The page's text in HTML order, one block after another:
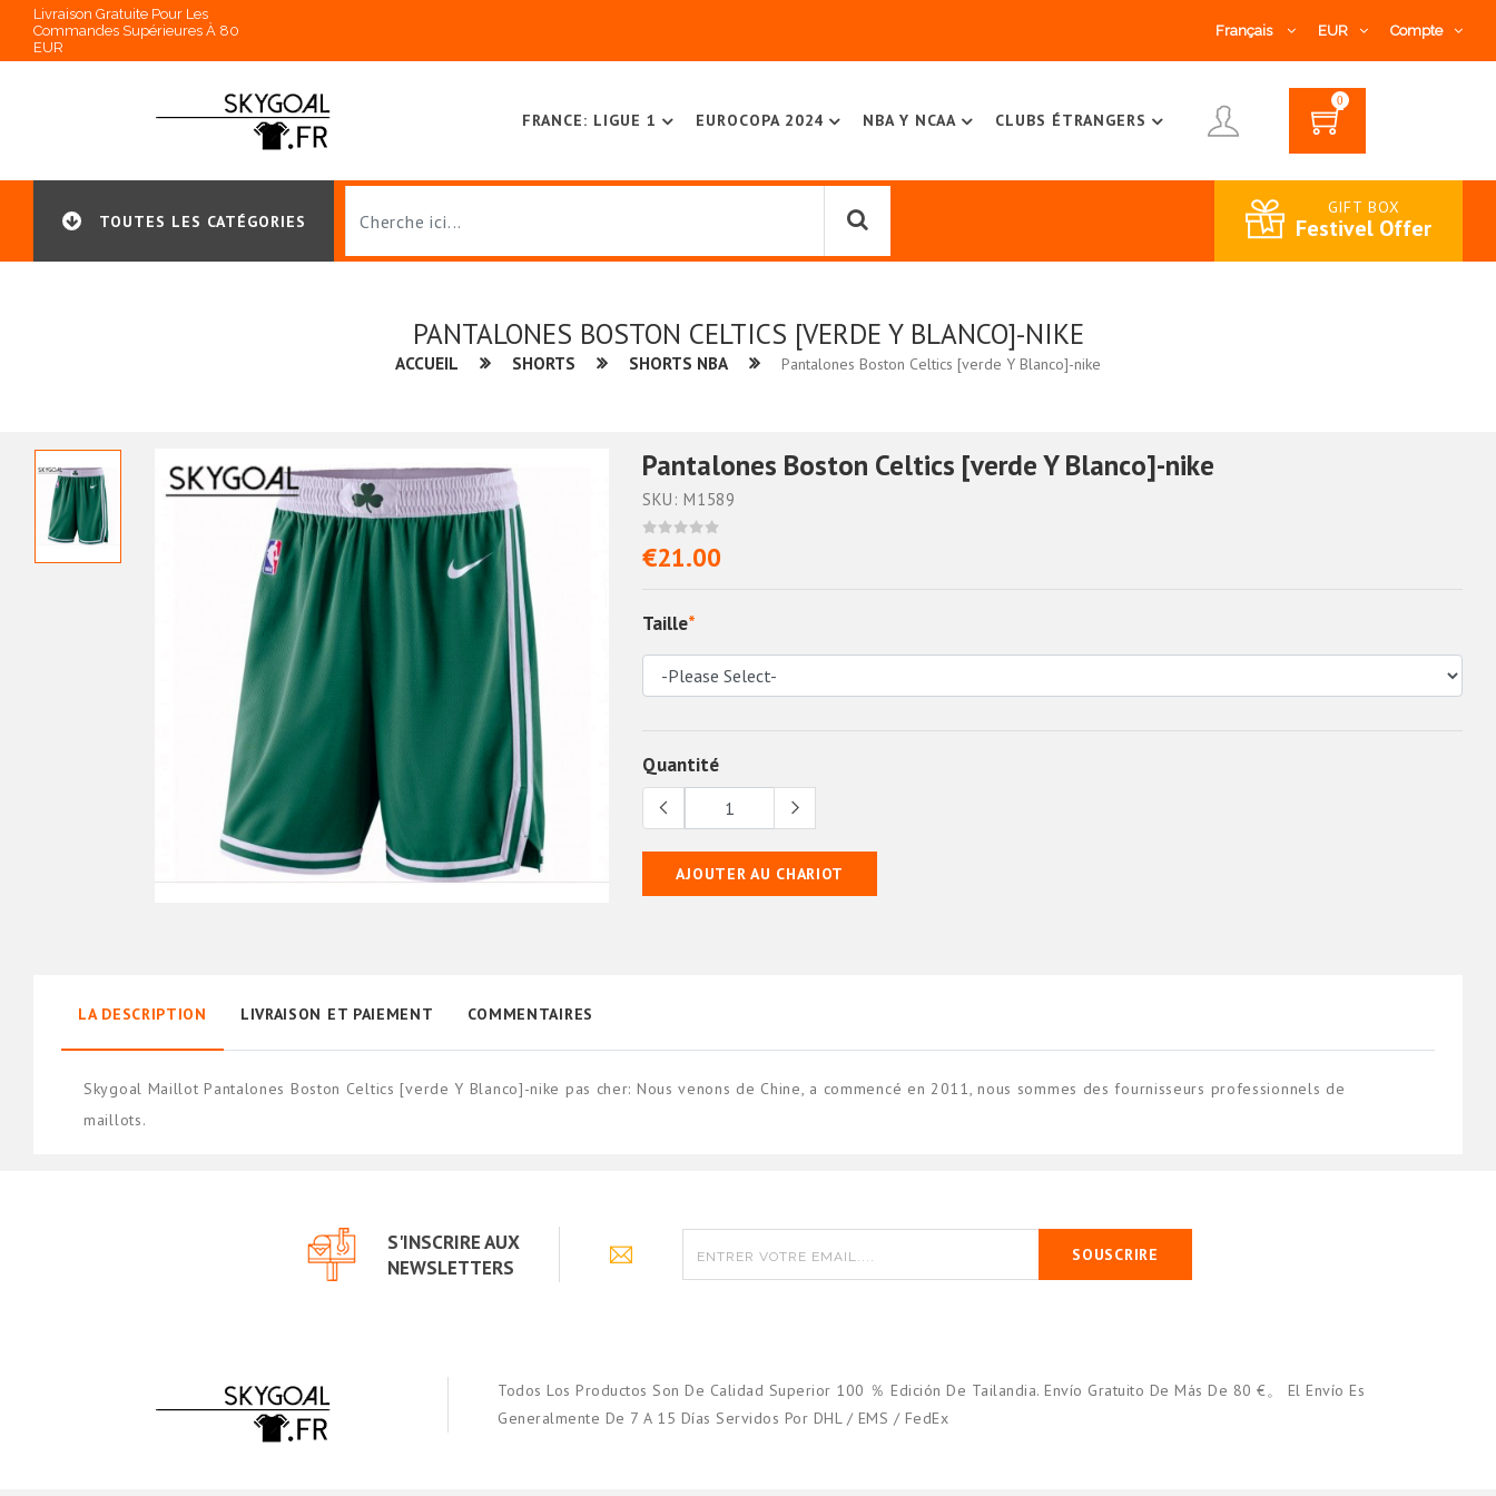
Livraison Gratuite Pour Les
Commandes Supérieures À 80
EUR
Français EUR Compte
FRANCE: LIGUE 1 EUROCOPA 2024 NBA Y NCAA CLUBS ÉTRANGERS
0
TOUTES LES CATÉGORIES
GIFT BOX
Festivel Offer
PANTALONES BOSTON CELTICS [VERDE Y BLANCO]-NIKE
ACCUEIL SHORTS SHORTS NBA Pantalones Boston Celtics [verde Y Blanco]-nike
Pantalones Boston Celtics [verde Y Blanco]-nike
SKU: M1589
€21.00
Taille*
Quantité
AJOUTER AU CHARIOT
LA DESCRIPTION LIVRAISON ET PAIEMENT COMMENTAIRES
Skygoal Maillot Pantalones Boston Celtics [verde Y Blanco]-nike pas cher: Nous venons de Chine, a commencé en 2011, nous sommes des fournisseurs professionnels de
maillots.
S'INSCRIRE AUX
NEWSLETTERS
SOUSCRIRE
Todos Los Productos Son De Calidad Superior 100 ％ Edición De Tailandia. Envío Gratuito De Más De 80 €。 El Envío Es
Generalmente De 7 A 15 Días Servidos Por DHL / EMS / FedEx